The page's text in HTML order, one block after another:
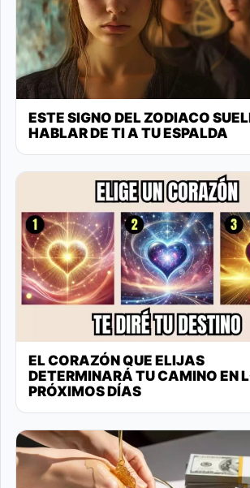
ESTE SIGNO DEL ZODIACO
HABLAR DE TI A TU ESPALDA
EL CORAZÓN QUE ELIJAS
DETERMINARÁ TU CAMINO EN
PRÓXIMOS DÍAS